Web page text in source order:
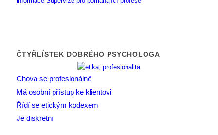
ČTYŘLÍSTEK DOBRÉHO PSYCHOLOGA
Chová se profesionálně
Má osobní přístup ke klientovi
Řídí se etickým kodexem
Je diskrétní